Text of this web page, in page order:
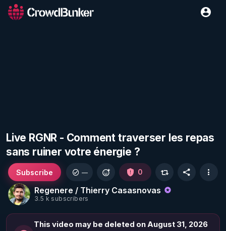
Live RGNR - Comment traverser les repas
sans ruiner votre énergie ?
Regenere / Thierry Casasnovas
3.5 k subscribers
Subscribe — 0
This video may be deleted on August 31, 2026